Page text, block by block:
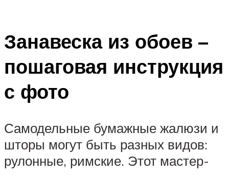
Занавеска из обоев –
пошаговая инструкция
с фото
Самодельные бумажные жалюзи и
шторы могут быть разных видов:
рулонные, римские. Этот мастер-